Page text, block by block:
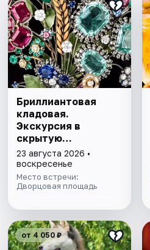
Бриллиантовая
кладовая.
Экскурсия в
скрытую
сокровищницу
Эрмитажа с
билетом в музей
23 августа 2026 •
воскресенье
Место встречи:
Дворцовая площадь
от 4 050 ₽